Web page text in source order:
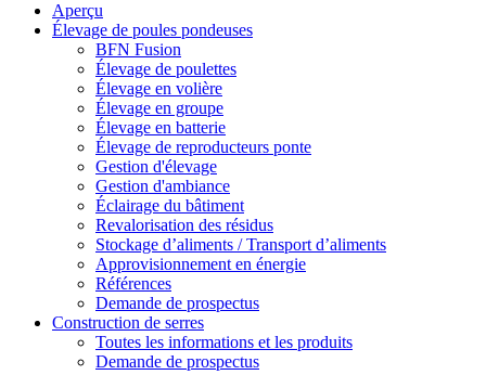
Aperçu
Élevage de poules pondeuses
BFN Fusion
Élevage de poulettes
Élevage en volière
Élevage en groupe
Élevage en batterie
Élevage de reproducteurs ponte
Gestion d'élevage
Gestion d'ambiance
Éclairage du bâtiment
Revalorisation des résidus
Stockage d’aliments / Transport d’aliments
Approvisionnement en énergie
Références
Demande de prospectus
Construction de serres
Toutes les informations et les produits
Demande de prospectus